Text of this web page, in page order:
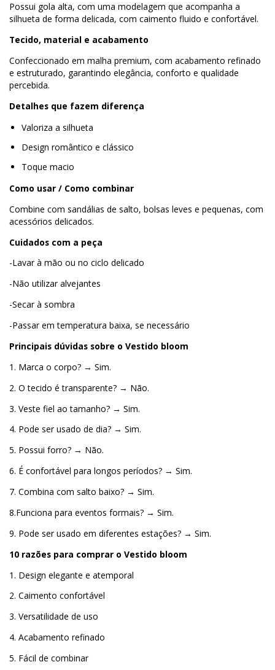
Possui gola alta, com uma modelagem que acompanha a
silhueta de forma delicada, com caimento fluido e confortável.
Tecido, material e acabamento
Confeccionado em malha premium, com acabamento refinado
e estruturado, garantindo elegância, conforto e qualidade
percebida.
Detalhes que fazem diferença
Valoriza a silhueta
Design romântico e clássico
Toque macio
Como usar / Como combinar
Combine com sandálias de salto, bolsas leves e pequenas, com
acessórios delicados.
Cuidados com a peça
-Lavar à mão ou no ciclo delicado
-Não utilizar alvejantes
-Secar à sombra
-Passar em temperatura baixa, se necessário
Principais dúvidas sobre o Vestido bloom
1. Marca o corpo? → Sim.
2. O tecido é transparente? → Não.
3. Veste fiel ao tamanho? → Sim.
4. Pode ser usado de dia? → Sim.
5. Possui forro? → Não.
6. É confortável para longos períodos? → Sim.
7. Combina com salto baixo? → Sim.
8.Funciona para eventos formais? → Sim.
9. Pode ser usado em diferentes estações? → Sim.
10 razões para comprar o Vestido bloom
1. Design elegante e atemporal
2. Caimento confortável
3. Versatilidade de uso
4. Acabamento refinado
5. Fácil de combinar